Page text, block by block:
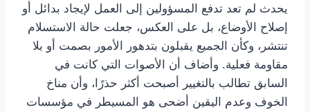
يحدث لم تعد تدفع المسؤولين إلى العمل لإيجاد بدائل أو
إصلاح الأوضاع، بل على العكس، جعلت حالة الاستسلام
تنتشر، وكأن الجميع يقبلون بتدهور الأمور بصمت أو بلا
مقاومة فعلية. وأضاف أن الأصوات التي كانت في
السابق تطالب بالتغيير أصبحت أكثر حذرًا، وأن مناخ
الخوف وعدم اليقين أضحى هو المسيطر في مؤسسات